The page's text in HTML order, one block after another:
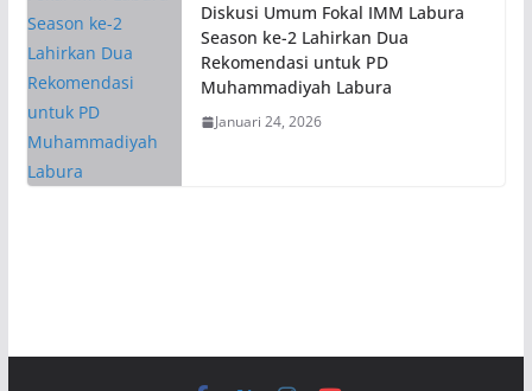
Diskusi Umum Fokal IMM Labura
Season ke-2 Lahirkan Dua
Rekomendasi untuk PD
Muhammadiyah Labura
Januari 24, 2026